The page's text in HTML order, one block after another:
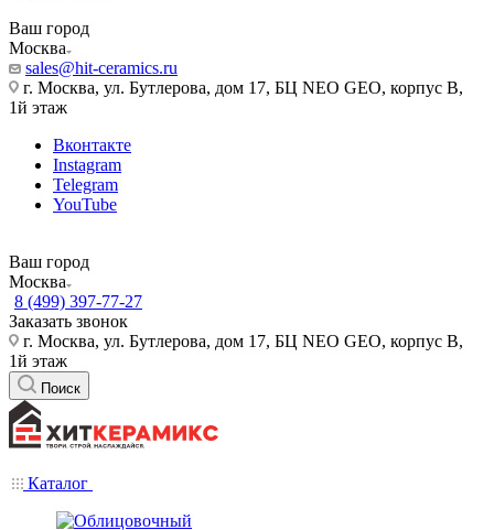
Ваш город
Москва
sales@hit-ceramics.ru
г. Москва, ул. Бутлерова, дом 17, БЦ NEO GEO, корпус В,
1й этаж
Вконтакте
Instagram
Telegram
YouTube
Ваш город
Москва
8 (499) 397-77-27
Заказать звонок
г. Москва, ул. Бутлерова, дом 17, БЦ NEO GEO, корпус В,
1й этаж
Поиск
Каталог